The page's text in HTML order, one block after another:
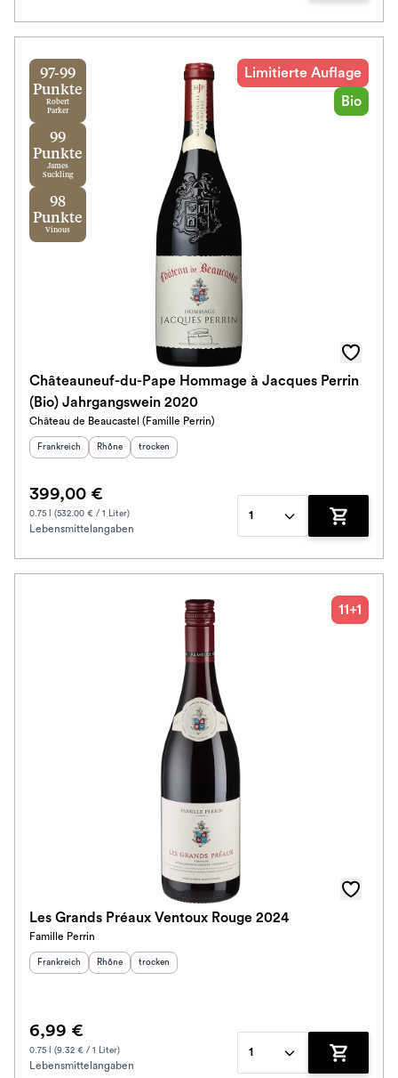
97-99
Punkte
Robert
Parker
99
Punkte
James
Suckling
98
Punkte
Vinous
Limitierte Auflage
Bio
Châteauneuf-du-Pape Hommage à Jacques Perrin
(Bio) Jahrgangswein 2020
Château de Beaucastel (Famille Perrin)
Herkunftsland
Frankreich Herkunftsregion:
Rhône Geschmack
trocken
399,00 €
0.75 l (532.00 € / 1 Liter)
Lebensmittelangaben
1
Zum
11+1
Les Grands Préaux Ventoux Rouge 2024
Famille Perrin
Herkunftsland
Frankreich Herkunftsregion:
Rhône Geschmack
trocken
6,99 €
0.75 l (9.32 € / 1 Liter)
Lebensmittelangaben
1
Zum